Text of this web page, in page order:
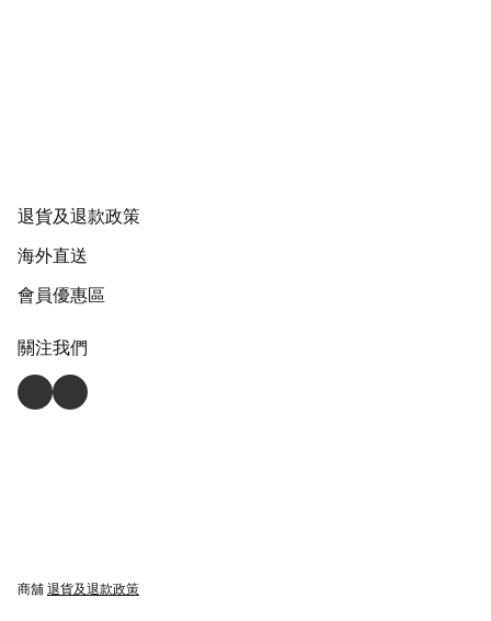
退貨及退款政策
海外直送
會員優惠區
關注我們
商舖 退貨及退款政策